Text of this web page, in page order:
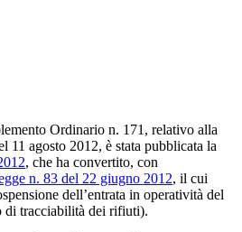
Ordinario n. 171, relativo alla
11 agosto 2012, è stata pubblicata la
, che ha convertito, con
n. 83 del 22 giugno 2012, il cui
dell’entrata in operatività del
di tracciabilità dei rifiuti).